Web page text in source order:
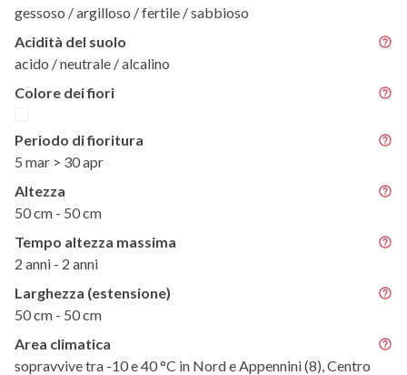
gessoso / argilloso / fertile / sabbioso
Acidità del suolo
acido / neutrale / alcalino
Colore dei fiori
Periodo di fioritura
5 mar > 30 apr
Altezza
50 cm - 50 cm
Tempo altezza massima
2 anni - 2 anni
Larghezza (estensione)
50 cm - 50 cm
Area climatica
sopravvive tra -10 e 40 °C in Nord e Appennini (8), Centro